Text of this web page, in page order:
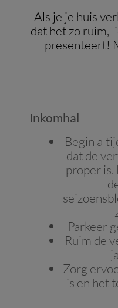
Als je je huis
dat het zo ruim,
presenteert!
Inkomhal
Begin
dat de
proper
Parkeer
Ruim de
Zorg
is en het